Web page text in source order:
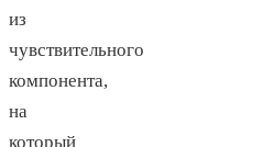
из
чувствительного
компонента,
на
который